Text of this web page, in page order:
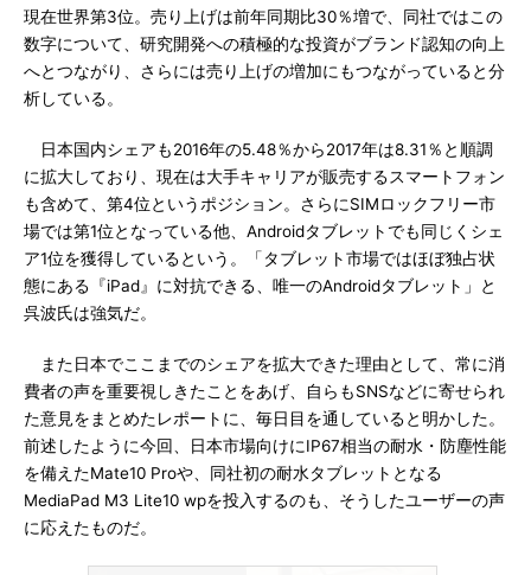
現在世界第3位。売り上げは前年同期比30％増で、同社ではこの
数字について、研究開発への積極的な投資がブランド認知の向上
へとつながり、さらには売り上げの増加にもつながっていると分
析している。
日本国内シェアも2016年の5.48％から2017年は8.31％と順調
に拡大しており、現在は大手キャリアが販売するスマートフォン
も含めて、第4位というポジション。さらにSIMロックフリー市
場では第1位となっている他、Androidタブレットでも同じくシェ
ア1位を獲得しているという。「タブレット市場ではほぼ独占状
態にある『iPad』に対抗できる、唯一のAndroidタブレット」と
呉波氏は強気だ。
また日本でここまでのシェアを拡大できた理由として、常に消
費者の声を重要視しきたことをあげ、自らもSNSなどに寄せられ
た意見をまとめたレポートに、毎日目を通していると明かした。
前述したように今回、日本市場向けにIP67相当の耐水・防塵性能
を備えたMate10 Proや、同社初の耐水タブレットとなる
MediaPad M3 Lite10 wpを投入するのも、そうしたユーザーの声
に応えたものだ。